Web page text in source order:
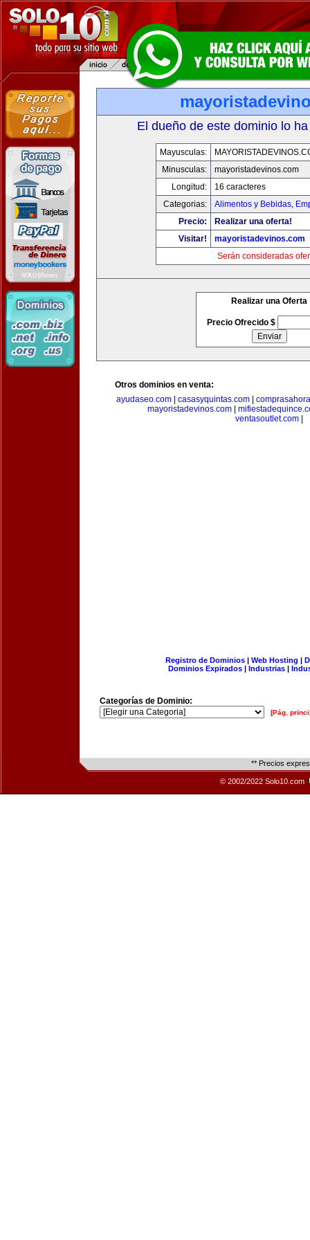
El dueño de este dominio lo
Mayusculas:
Minusculas:
mayoristadevinos.com
Longitud:
16 caracteres
Categorias:
Alimentos y Bebidas,
Precio:
Realizar una oferta!
Visitar!
mayoristadevinos.com
Serán consideradas
Realizar una Oferta
Precio Ofrecido $
Otros dominios en venta:
ayudaseo.com
casasyquintas.com
mayoristadevinos.com
ventasoutlet.com
Registro de Dominios| Web Hosting |
Dominios Expirados | Industrias |
Categorías de Dominio:
[Pág.
** Precios
© 2002/2022 Solo10.com